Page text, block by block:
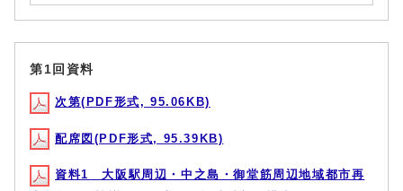
第1回資料
次第(PDF形式, 95.06KB)
配席図(PDF形式, 95.39KB)
資料1 大阪駅周辺・中之島・御堂筋周辺地域都市再